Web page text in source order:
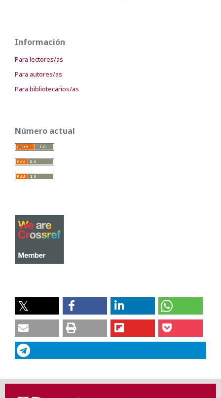
Información
Para lectores/as
Para autores/as
Para bibliotecarios/as
Número actual